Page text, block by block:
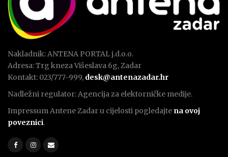
Nakladnik: ANTENA PORTAL j.d.o.o.
Adresa: Trg kneza Višeslava 6g, Zadar
Kontakt: 023/777-999, desk@antenazadar.hr
Nadležni regulator: Agencija za elektorničke medije.
Impressum Antene Zadar u cijelosti pogledajte na ovoj
poveznici.